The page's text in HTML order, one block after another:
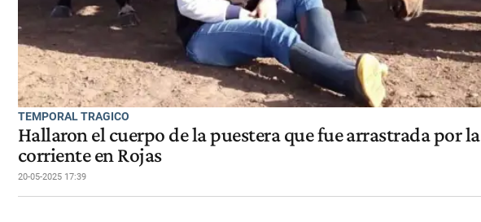
TEMPORAL TRAGICO
Hallaron el cuerpo de la puestera que fue arrastrada por la
corriente en Rojas
20-05-2025 17:39